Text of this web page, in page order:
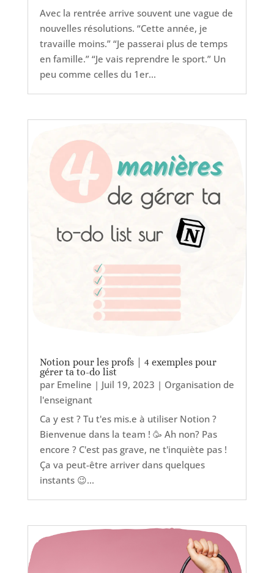
Avec la rentrée arrive souvent une vague de
nouvelles résolutions. “Cette année, je
travaille moins.” “Je passerai plus de temps
en famille.” “Je vais reprendre le sport.” Un
peu comme celles du 1er...
Notion pour les profs | 4 exemples pour
gérer ta to-do list
par Emeline | Juil 19, 2023 | Organisation de
l'enseignant
Ca y est ? Tu t'es mis.e à utiliser Notion ?
Bienvenue dans la team ! 🥳 Ah non? Pas
encore ? C'est pas grave, ne t'inquiète pas !
Ça va peut-être arriver dans quelques
instants 😉...